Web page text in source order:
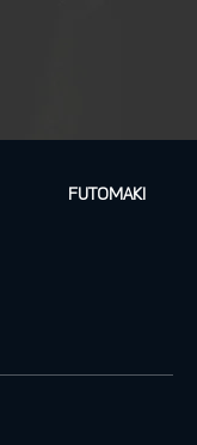
FUTOMAKI